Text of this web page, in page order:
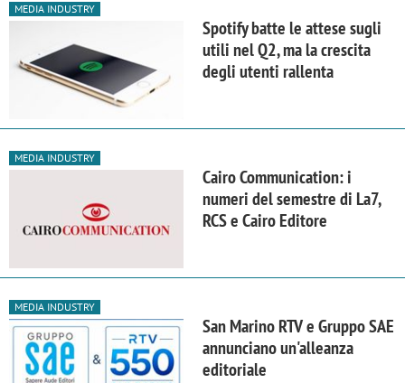
MEDIA INDUSTRY
Spotify batte le attese sugli
utili nel Q2, ma la crescita
degli utenti rallenta
MEDIA INDUSTRY
Cairo Communication: i
numeri del semestre di La7,
RCS e Cairo Editore
MEDIA INDUSTRY
San Marino RTV e Gruppo SAE
annunciano un'alleanza
editoriale